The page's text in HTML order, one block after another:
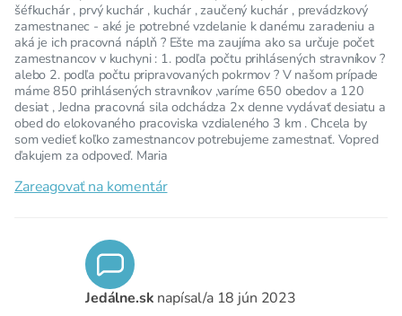
šéfkuchár , prvý kuchár , kuchár , zaučený kuchár , prevádzkový
zamestnanec - aké je potrebné vzdelanie k danému zaradeniu a
aká je ich pracovná náplň ? Ešte ma zaujíma ako sa určuje počet
zamestnancov v kuchyni : 1. podľa počtu prihlásených stravníkov ?
alebo 2. podľa počtu pripravovaných pokrmov ? V našom prípade
máme 850 prihlásených stravníkov ,varíme 650 obedov a 120
desiat , Jedna pracovná sila odchádza 2x denne vydávať desiatu a
obed do elokovaného pracoviska vzdialeného 3 km . Chcela by
som vedieť koľko zamestnancov potrebujeme zamestnať. Vopred
ďakujem za odpoveď. Maria
Zareagovať na komentár
Jedálne.sk napísal/a 18 jún 2023